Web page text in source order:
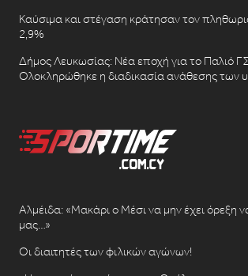
Καύσιμα και στέγαση κράτησαν τον
2,9%
Δήμος Λευκωσίας: Νέα εποχή για το Παλιό
Ολοκληρώθηκε η διαδικασία ανάθεσης των
Αλμέιδα: «Μακάρι ο Μέσι να μην έχει όρεξη
μας…»
Οι διαιτητές των φιλικών αγώνων!